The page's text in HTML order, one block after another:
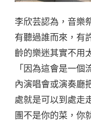
李欣芸認為，音樂
有聽過誰而來，有
齡的樂迷其實不用
「因為這會是一
內演唱會或演奏廳
處就是可以到處走
團不是你的菜，你